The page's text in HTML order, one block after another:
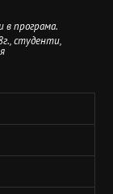
в програма.
студенти,